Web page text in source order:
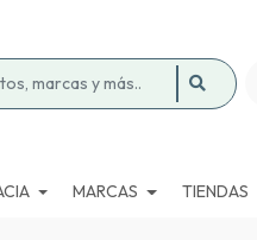
MARCAS TIENDAS